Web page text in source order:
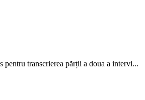
pentru transcrierea părții a doua a intervi...